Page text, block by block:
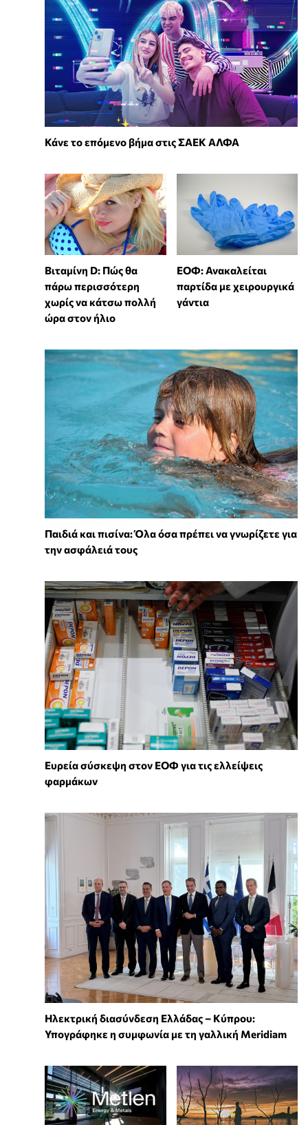
Κάνε το επόμενο βήμα στις ΣΑΕΚ ΑΛΦΑ
Βιταμίνη D: Πώς θα
πάρω περισσότερη
χωρίς να κάτσω πολλή
ώρα στον ήλιο
ΕΟΦ: Ανακαλείται
παρτίδα με χειρουργικά
γάντια
Παιδιά και πισίνα: Όλα όσα πρέπει να γνωρίζετε για
την ασφάλειά τους
Ευρεία σύσκεψη στον ΕΟΦ για τις ελλείψεις
φαρμάκων
Ηλεκτρική διασύνδεση Ελλάδας – Κύπρου:
Υπογράφηκε η συμφωνία με τη γαλλική Meridiam